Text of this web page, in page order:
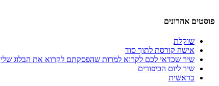
פוסטים אחרונים
שוקלת
אישה קורסת לתוך סוד
שיר שכדאי לכם לקרוא למרות שהפסקתם לקרוא את הבלוג שלי
שיר ליום הכיפורים
בראשית